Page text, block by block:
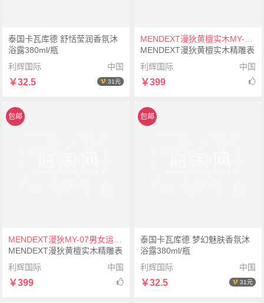
泰国卡瓦库德 舒恬莹润香氛沐
浴露380ml/瓶
利辉国际
中国
￥32.5 31元
MENDEXT漫狄黄檀实木精雕表
面 黑色表壳 黄色/浅黄织纹表带
MY-06男女运动手表
利辉国际 中国
￥399
包邮
MENDEXT漫狄黄檀实木精雕表
面 黑色表壳 蓝色/大红织纹表带
MY-07男女运动手表
利辉国际 中国
￥399
包邮
泰国卡瓦库德 梦幻魅肤香氛沐
浴露380ml/瓶
利辉国际
中国
￥32.5 31元